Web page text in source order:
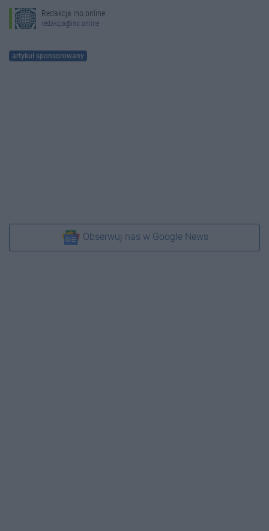
Redakcja Ino.online
redakcja@ino.online
artykuł sponsorowany
Obserwuj nas w Google News